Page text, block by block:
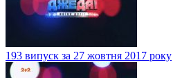
193 випуск за 27 жовтня 2017 року